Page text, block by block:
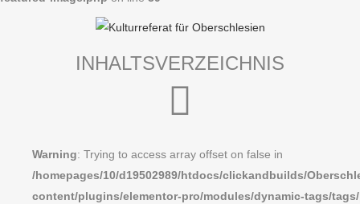
INHALTSVERZEICHNIS
Warning: Trying to access array offset on false in
/homepages/10/d19502989/htdocs/clickandbuilds/
content/plugins/elementor-pro/modules/dynamic-tags/